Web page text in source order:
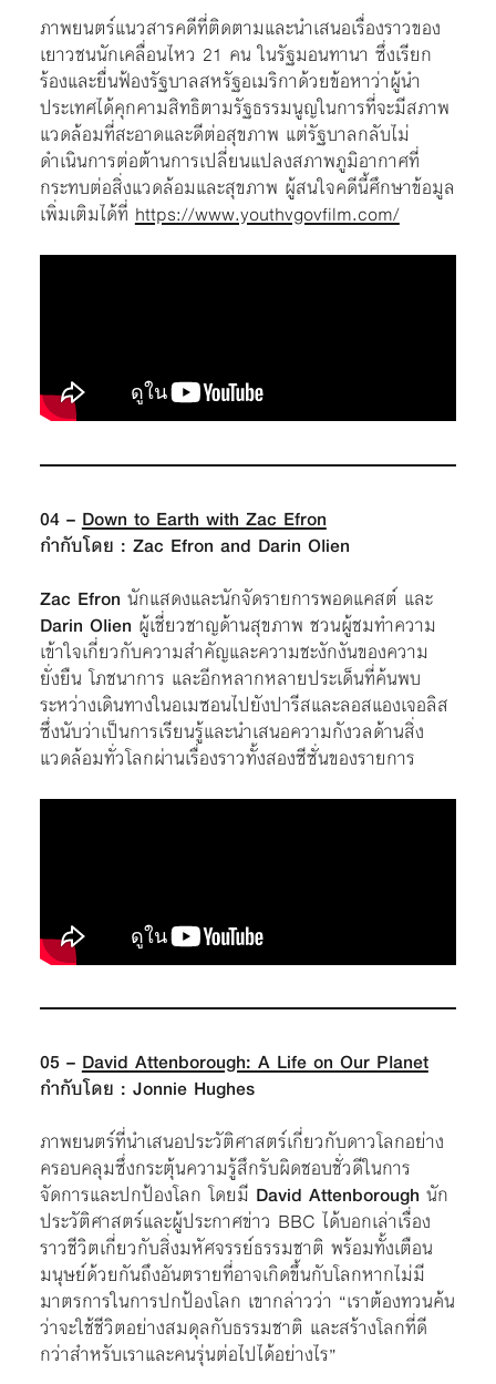
ภาพยนตร์แนวสารคดีที่ติดตามและนำเสนอเรื่องราวของ
เยาวชนนักเคลื่อนไหว 21 คน ในรัฐมอนทานา ซึ่งเรียก
ร้องและยื่นฟ้องรัฐบาลสหรัฐอเมริกาด้วยข้อหาว่าผู้นำ
ประเทศได้คุกคามสิทธิตามรัฐธรรมนูญในการที่จะมีสภาพ
แวดล้อมที่สะอาดและดีต่อสุขภาพ แต่รัฐบาลกลับไม่
ดำเนินการต่อต้านการเปลี่ยนแปลงสภาพภูมิอากาศที่
กระทบต่อสิ่งแวดล้อมและสุขภาพ ผู้สนใจคดีนี้ศึกษาข้อมูล
เพิ่มเติมได้ที่https://www.youthvgovfilm.com/
04 – Down to Earth with Zac Efron
กำกับโดย : Zac Efron and Darin Olien
Zac Efron นักแสดงและนักจัดรายการพอดแคสต์ และ
Darin Olien ผู้เชี่ยวชาญด้านสุขภาพ ชวนผู้ชมทำความ
เข้าใจเกี่ยวกับความสำคัญและความชะงักงันของความ
ยั่งยืน โภชนาการ และอีกหลากหลายประเด็นที่ค้นพบ
ระหว่างเดินทางในอเมซอนไปยังปารีสและลอสแองเจอลิส
ซึ่งนับว่าเป็นการเรียนรู้และนำเสนอความกังวลด้านสิ่ง
แวดล้อมทั่วโลกผ่านเรื่องราวทั้งสองซีซั่นของรายการ
05 –David Attenborough: A Life on Our Planet
กำกับโดย : Jonnie Hughes
ภาพยนตร์ที่นำเสนอประวัติศาสตร์เกี่ยวกับดาวโลกอย่าง
ครอบคลุมซึ่งกระตุ้นความรู้สึกรับผิดชอบชั่วดีในการ
จัดการและปกป้องโลก โดยมี David Attenborough นัก
ประวัติศาสตร์และผู้ประกาศข่าว BBC ได้บอกเล่าเรื่อง
ราวชีวิตเกี่ยวกับสิ่งมหัศจรรย์ธรรมชาติ พร้อมทั้งเตือน
มนุษย์ด้วยกันถึงอันตรายที่อาจเกิดขึ้นกับโลกหากไม่มี
มาตรการในการปกป้องโลก เขากล่าวว่า “เราต้องทวนค้น
ว่าจะใช้ชีวิตอย่างสมดุลกับธรรมชาติ และสร้างโลกที่ดี
กว่าสำหรับเราและคนรุ่นต่อไปได้อย่างไร”